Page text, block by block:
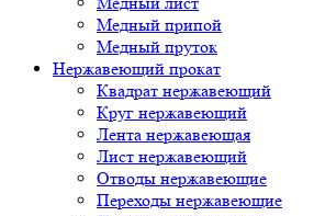
Медный припой
Медный пруток
Нержавеющий прокат
Квадрат нержавеющий
Круг нержавеющий
Лента нержавеющая
Лист нержавеющий
Отводы нержавеющие
Переходы нержавеющие